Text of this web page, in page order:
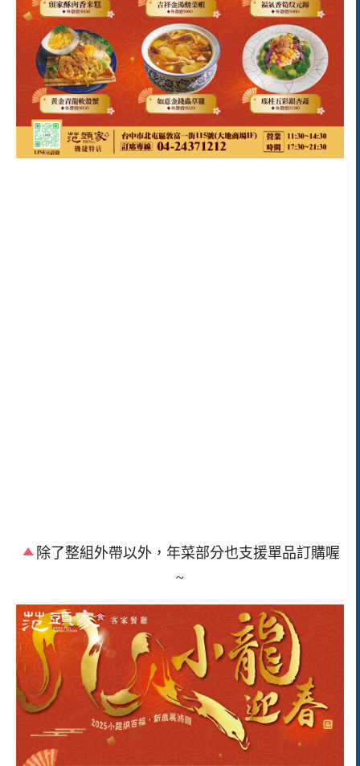
除了整組外帶以外，年菜部分也支援單品訂購喔
~